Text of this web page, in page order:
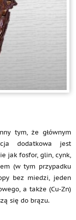
tym, że głównym
dodatkowa jest
jak fosfor, glin, cynk,
(w tym przypadku
bez miedzi, jeden
a także (Cu-Zn)
się do brązu.